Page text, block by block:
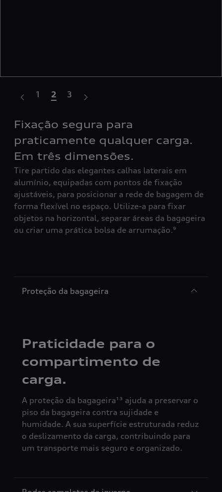
Fixação segura para
praticamente qualquer carga.
Em três dimensões.
Tire partido das elegantes calhas laterais em
alumínio, equipadas com pontos de fixação
ajustáveis, para posicionar a rede de bagagem de
forma flexível no espaço. Utilize-a para fixar
objetos na horizontal, separar áreas da bagageira
ou criar uma prática bolsa de arrumação.⁹
1 2 3
Proteção da bagageira
Praticidade para o
compartimento de
carga.
A proteção da bagageira¹³ ajuda a preservar o
piso da bagageira contra sujidade e
humidade. A sua superfície estruturada reduz
o deslizamento da carga, contribuindo para
um transporte mais seguro e organizado.